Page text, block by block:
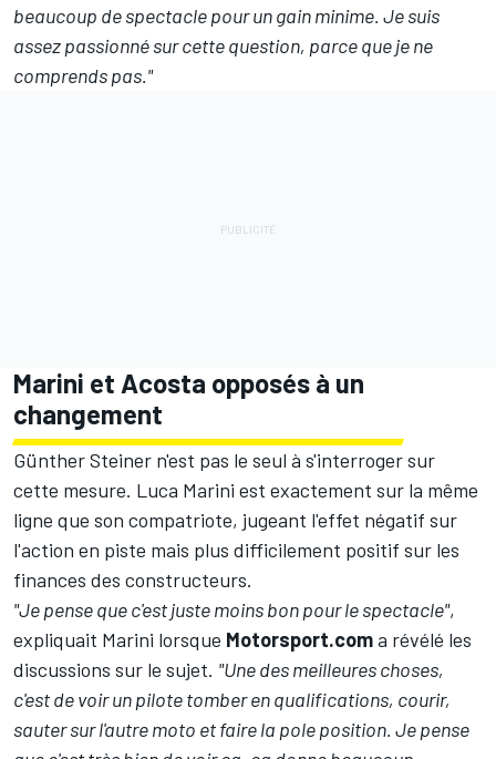
beaucoup de spectacle pour un gain minime. Je suis
assez passionné sur cette question, parce que je ne
comprends pas."
Marini et Acosta opposés à un
changement
Günther Steiner n'est pas le seul à s'interroger sur
cette mesure. Luca Marini est exactement sur la même
ligne que son compatriote, jugeant l'effet négatif sur
l'action en piste mais plus difficilement positif sur les
finances des constructeurs.
"Je pense que c'est juste moins bon pour le spectacle",
expliquait Marini lorsque Motorsport.coma révélé les
discussions sur le sujet. "Une des meilleures choses,
c'est de voir un pilote tomber en qualifications, courir,
sauter sur l'autre moto et faire la pole position. Je pense